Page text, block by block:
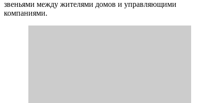
звеньями между жителями домов и управляющими
компаниями.